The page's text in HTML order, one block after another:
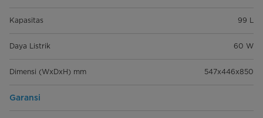
Kapasitas 99 L
Daya Listrik 60 W
Dimensi (WxDxH) mm 547x446x850
Garansi